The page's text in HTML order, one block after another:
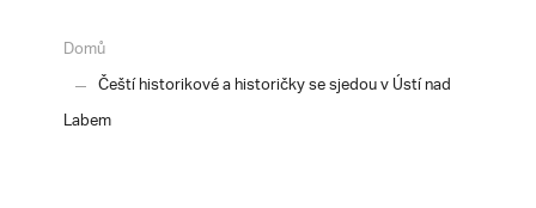
Domů
Čeští historikové a historičky se sjedou v Ústí nad
Labem